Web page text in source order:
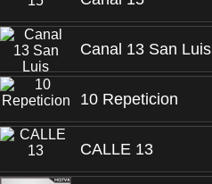
Canal 13 San Luis
10 Repeticion
CALLE 13